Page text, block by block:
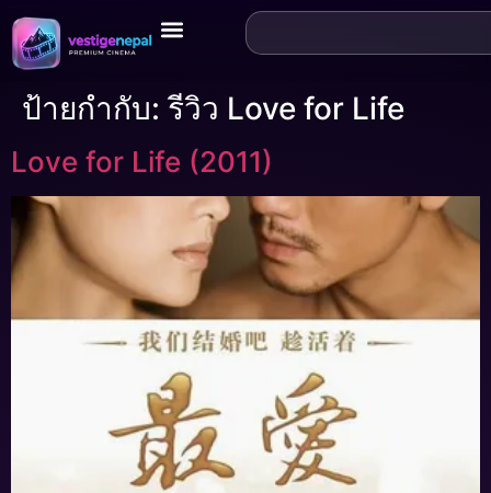
ป้ายกำกับ:รีวิว Love for Life
Love for Life (2011)